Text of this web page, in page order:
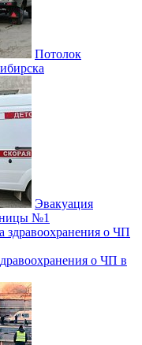
Потолок
Эвакуация
№1
о ЧП в